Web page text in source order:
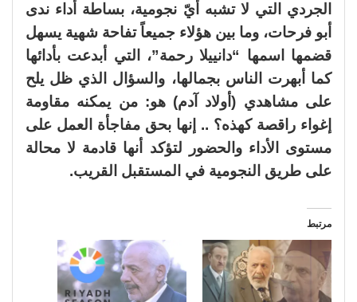
الجردي التي لا تشبه أيّ نجومية، بساطة أداء ندى
أبو فرحات، وما بين هؤلاء جميعاً تفاحة شهية يسهل
قضمها اسمها “دانييلا رحمة”، التي أبدعت بأدائها
كما أبهرت الناس بجمالها، والسؤال الذي ظل يلح
على مشاهدي (أولاد آدم) هو: من يمكنه مقاومة
إغواء راقصة كهذه؟ .. إنها بحق مفاجأة العمل على
مستوى الأداء والحضور لتؤكد أنها قادمة لا محالة
على طريق النجومية في المستقبل القريب.
مرتبط